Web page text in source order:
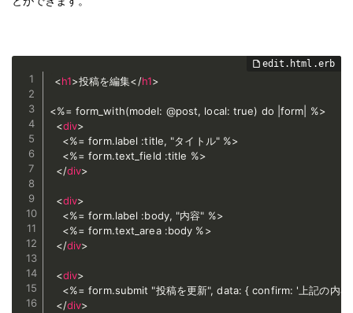
<h1>投稿を編集</h1>
<%= form_with(model: @post, local: true) do |form| %>
<div>
    <%= form.label :title, "タイトル" %>
    <%= form.text_field :title %>
</div>
<div>
    <%= form.label :body, "内容" %>
    <%= form.text_area :body %>
</div>
<div>
<%= form.submit "投稿を更新", data: { confirm: '上記の
</div>